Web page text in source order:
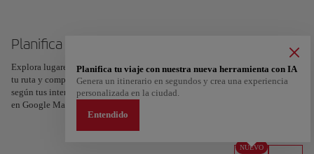
Planifica tu viaje a Tenerife
Explora lugares, experiencias y marca con el corazón tus favoritos para crear
tu ruta y compartirla. ¿Quieres más ideas? Obtén un itinerario personalizado
según tus intereses y la duración de tu viaje: en sólo dos pasos y descargable
en Google Maps.
NUEVO
Planifica tu viaje con nuestra nueva herramienta con IA
Genera un itinerario en segundos y crea una experiencia
personalizada en la ciudad.
Entendido